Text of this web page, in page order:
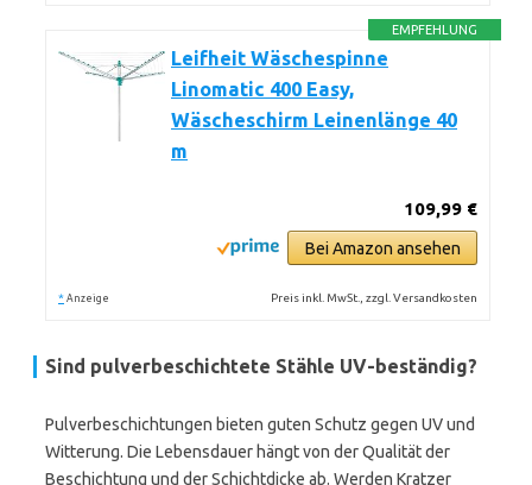
EMPFEHLUNG
Leifheit Wäschespinne
Linomatic 400 Easy,
Wäscheschirm Leinenlänge 40
m
109,99 €
Bei Amazon ansehen
* Anzeige Preis inkl. MwSt., zzgl. Versandkosten
Sind pulverbeschichtete Stähle UV-beständig?
Pulverbeschichtungen bieten guten Schutz gegen UV und
Witterung. Die Lebensdauer hängt von der Qualität der
Beschichtung und der Schichtdicke ab. Werden Kratzer